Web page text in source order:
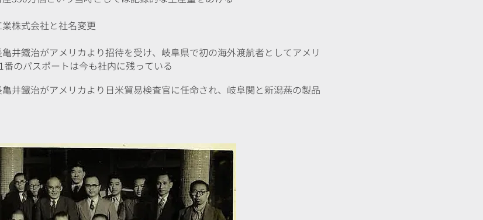
株式会社と社名変更
井鐵治がアメリカより招待を受け、岐阜県で初の海外渡航者としてアメリ
のパスポートは今も社内に残っている
井鐵治がアメリカより日米貿易検査官に任命され、岐阜関と新潟燕の製品